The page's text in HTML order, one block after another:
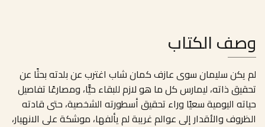
وصف الكتاب
لم يكن سليمان سوى عازف كمان شاب اغترب عن بلدته بحثًا عن
تحقيق ذاته، ليمارس كل ما هو لازم للبقاء حيًّا، ومصارعًا تفاصيل
حياته اليومية سعيًا وراء تحقيق أسطورته الشخصية، حتى قادته
الظروف والأقدار إلى عوالم غريبة لم يألفها، موشكة على الانهيار،